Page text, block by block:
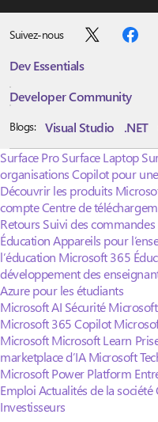
Suivez-nous
Dev Essentials
Developer Community
Blogs: Visual Studio .NET
Surface Pro Surface Laptop
organisations Copilot pour
Découvrir les produits
compteCentre de
Retours Suivi des commandes
Éducation Appareils pour
l’éducation Microsoft 365
développement des
Azure pour les étudiants
Microsoft AI Sécurité Microsoft
Microsoft 365 Copilot
Microsoft Microsoft Learn
marketplace d’IA Microsoft
Microsoft Power Platform
EmploiActualités de la société
Investisseurs